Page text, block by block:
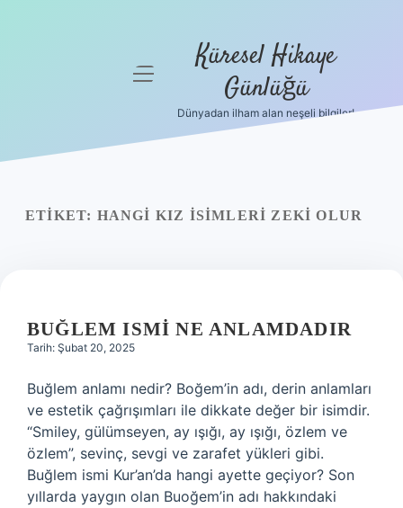
menüyü
Küresel Hikaye
Günlüğü
Dünyadan ilham alan neşeli bilgiler!
ETIKET: HANGI KIZ ISIMLERI ZEKI OLUR
BUĞLEM ISMI NE ANLAMDADIR
Tarih: Şubat 20, 2025
Buğlem anlamı nedir? Boğem’in adı, derin anlamları
ve estetik çağrışımları ile dikkate değer bir isimdir.
“Smiley, gülümseyen, ay ışığı, ay ışığı, özlem ve
özlem”, sevinç, sevgi ve zarafet yükleri gibi.
Buğlem ismi Kur’an’da hangi ayette geçiyor? Son
yıllarda yaygın olan Buoğem’in adı hakkındaki